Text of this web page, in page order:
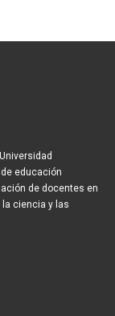
educación
de docentes en
ciencia y las